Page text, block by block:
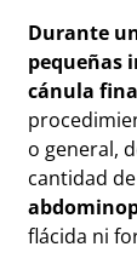
Durante
pequeñas
cánula
o general,
cantidad
flácida ni